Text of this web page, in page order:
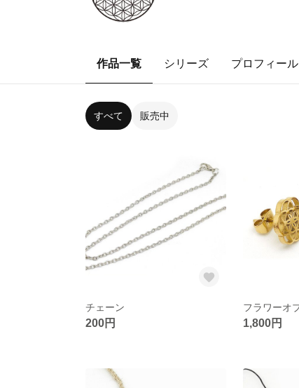
作品一覧 シリーズ プロフィール
すべて 販売中
チェーン
200円 1,800円